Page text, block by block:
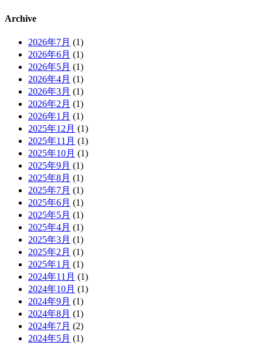
Archive
2026年7月 (1)
2026年6月 (1)
2026年5月 (1)
2026年4月 (1)
2026年3月 (1)
2026年2月 (1)
2026年1月 (1)
2025年12月 (1)
2025年11月 (1)
2025年10月 (1)
2025年9月 (1)
2025年8月 (1)
2025年7月 (1)
2025年6月 (1)
2025年5月 (1)
2025年4月 (1)
2025年3月 (1)
2025年2月 (1)
2025年1月 (1)
2024年11月 (1)
2024年10月 (1)
2024年9月 (1)
2024年8月 (1)
2024年7月 (2)
2024年5月 (1)